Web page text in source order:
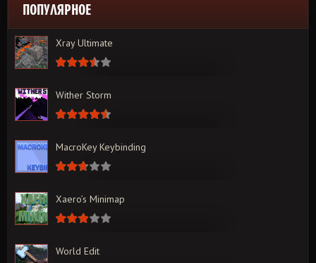
ПОПУЛЯРНОЕ
Xray Ultimate
Wither Storm
MacroKey Keybinding
Xaero’s Minimap
World Edit